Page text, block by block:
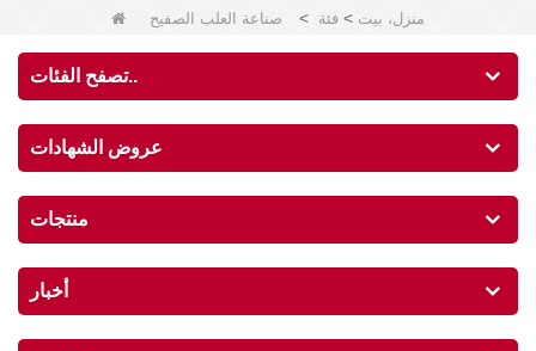
منزل، بيت > فئة > صناعة العلب الصفيح
تصفح الفئات..
عروض الشهادات
منتجات
أخبار